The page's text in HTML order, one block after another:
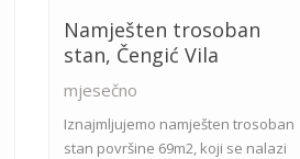
Namješten trosoban
stan, Čengić Vila
mjesečno
Iznajmljujemo namješten trosoban
stan površine 69m2, koji se nalazi